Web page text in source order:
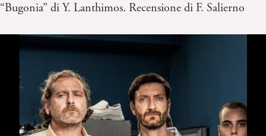
“Bugonia” di Y. Lanthimos. Recensione di F. Salierno